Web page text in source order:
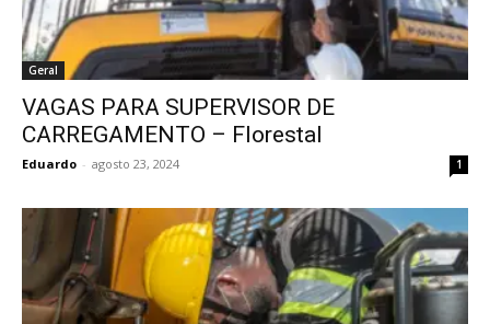
Geral
VAGAS PARA SUPERVISOR DE
CARREGAMENTO – Florestal
Eduardo - agosto 23, 2024 1